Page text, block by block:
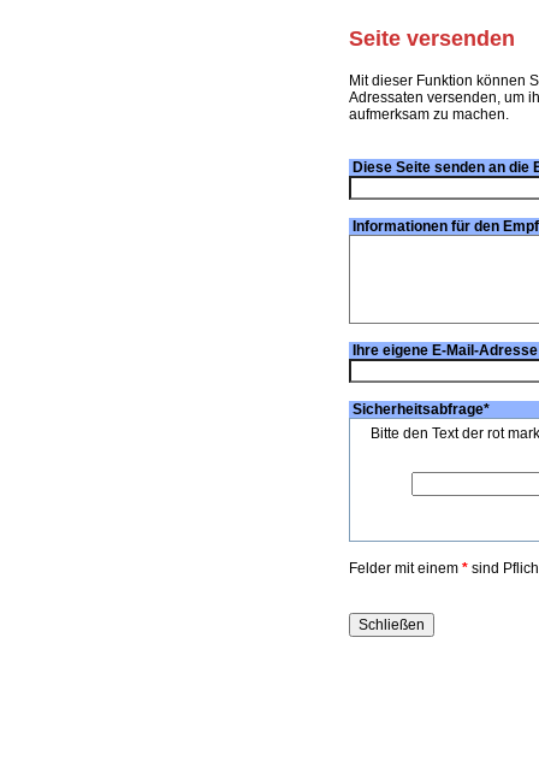
Seite versenden
Mit dieser Funktion können
Adressaten versenden, um
aufmerksam zu machen.
Diese Seite senden an die
Informationen für den
Ihre eigene E-Mail-
Sicherheitsabfrage*
Bitte den Text der rot
Felder mit einem * sind